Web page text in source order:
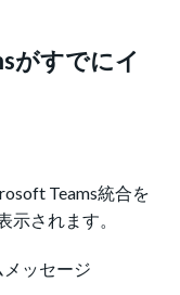
がすでにイ
Teams統合を
示されます。
ッセージ